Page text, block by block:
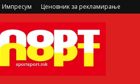
Импресум Ценовник за рекламирање